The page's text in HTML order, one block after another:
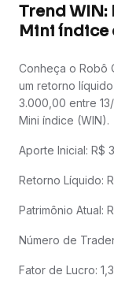
Trend
Mini índice
Conheça o Robô
um retorno
3.000,00 entre
Mini índice (WIN).
Aporte Inicial: R$
Retorno Líquido:
Patrimônio Atual:
Número de
Fator de Lucro: